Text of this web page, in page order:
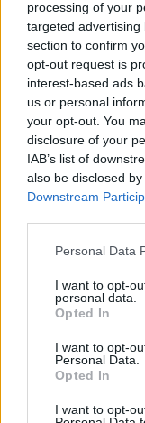
processing of your
targeted
section to confirm
opt-out request is
interest-based ads
us or personal
your opt-out. You
disclosure of your
IAB’s list of
also be disclosed
Downstream
Personal Data
I want to opt-
personal data.
Opted In
I want to opt-
Personal Data.
Opted In
I want to opt-
con Fini
30/01/2008
L'Italia si
Raccolte 4
17/11/2007
Il sindacato
Per il sì
09/10/2007
Il presidente
schiera con il